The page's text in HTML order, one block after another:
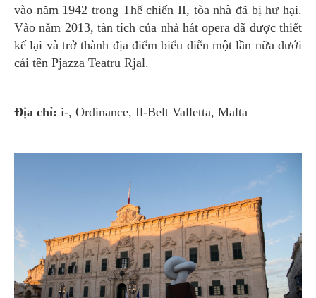
vào năm 1942 trong Thế chiến II, tòa nhà đã bị hư hại.
Vào năm 2013, tàn tích của nhà hát opera đã được thiết
kế lại và trở thành địa điểm biểu diễn một lần nữa dưới
cái tên Pjazza Teatru Rjal.
Địa chỉ: i-, Ordinance, Il-Belt Valletta, Malta